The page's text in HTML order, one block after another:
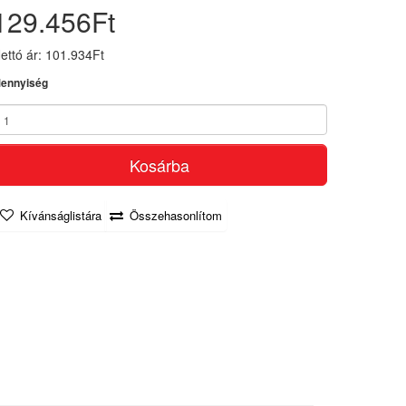
ár: 101.934Ft
Kosárba
Kívánságlistára Összehasonlítom